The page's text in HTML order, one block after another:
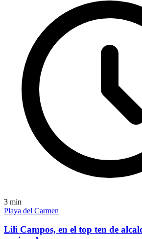
3 min
Playa del Carmen
Lili Campos, en el top ten de